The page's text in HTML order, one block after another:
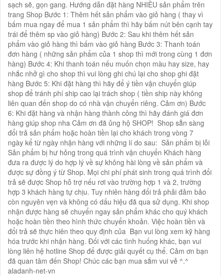
sạch sẽ, gọn gang. Hướng dẫn đặt hàng NHIỀU sản phẩm trên
trang Shop Bước 1: Thêm hết sản phẩm vào giỏ hàng ( thay vì
bấm mua ngay để mua 1 sản phẩm thì hãy bấm nút bên cạnh tay
trái để thêm sp vào giỏ hàng) Bước 2: Sau khi thêm hết sản
phẩm vào giỏ hàng thì bấm vào giỏ hàng Bước 3: Thanh toán
đơn hàng ( những sản phẩm của 1 shop thì mới trong cùng 1 đơn
hàng) Bước 4: Khi thanh toán nếu muốn chọn màu hay size, hay
nhắc nhở gì cho shop thì vui lòng ghi chú lại cho shop ghi đặt
hàng Bước 5: Khi đặt hàng thì hãy để ý tiền vận chuyển giúp
shop để tránh phí ship cao lại trách shop ( tiền ship này không
liên quan đến shop do có nhà vận chuyển riêng. Cảm ơn) Bước
6: Khi đặt hàng và nhận hàng thành công thì hãy đánh giá đơn
hàng giúp shop nha Cảm ơn đã ủng hộ SHOP! Shop sẵn sàng
đổi trả sản phẩm hoặc hoàn tiền lại cho khách trong vòng 7
ngày kể từ ngày nhận hàng với những lí do sau: Sản phẩm bị lỗi
Sản phẩm bị hư hỏng trong quá trình vận chuyển Khách hàng
đưa ra được lý do hợp lý về sự không hài lòng về sản phẩm và
được sự đồng ý từ Shop. Mọi chi phí phát sinh trong quá trình đổi
trả sẽ được Shop hỗ trợ nếu rơi vào trường hợp 1 và 2, trường
hợp 3 khách hàng tự chịu. Tuy nhiên hàng đổi trả phải đảm bảo
còn nguyên vẹn và không có dấu hiệu đã qua sử dụng. Khi shop
nhận được hàng sẽ chuyển ngay sản phẩm khác cho quý khách
hoặc hoàn tiền theo hình thức chuyển khoản. Việc hoàn tiền và
đổi trả sẽ thực hiên theo quy định của Bạn vui lòng xem kỹ hàng
hóa trước khi nhận hàng. Đối với các tình huống khác, bạn vui
lòng liên hệ hotline Shop để được giải quyết cụ thể. Cảm ơn bạn
đã quan tâm đến Shop! Chúc các bạn mua sắm vui vẻ ^.^
aladanh-net-vn